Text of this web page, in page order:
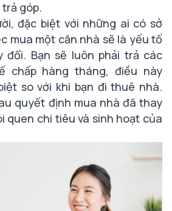
góp.
đặc biệt với những ai có sở
mua một căn nhà sẽ là yếu tố
đổi. Bạn sẽ luôn phải trả các
chấp hàng tháng, điều này
so với khi bạn đi thuê nhà.
quyết định mua nhà đã thay
quen chi tiêu và sinh hoạt của